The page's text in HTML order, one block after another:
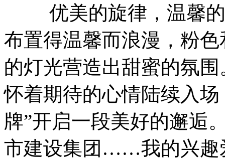
优美的旋律，温馨的
布置得温馨而浪漫，粉
的灯光营造出甜蜜的氛
怀着期待的心情陆续入
牌”开启一段美好的邂
市建设集团……我的兴